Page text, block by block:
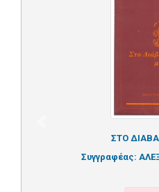
ΣΤΟ
Συγγραφέας: